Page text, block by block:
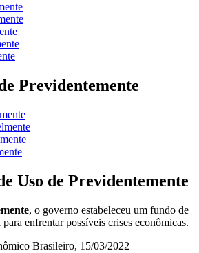
Previdentemente
Uso de Previdentemente
, o governo estabeleceu um fundo de
para enfrentar possíveis crises econômicas.
Brasileiro, 15/03/2022